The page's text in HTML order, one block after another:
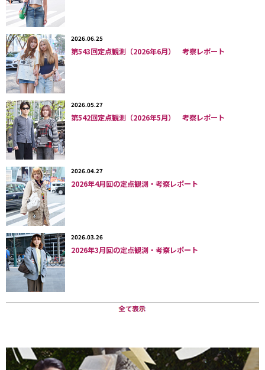
長編映画まで多様な映像作品が集まった。アーティスト
は必ずしも映画監督だけとは限らず、会社員や俳優、詩
人、学生など様々なバックグラウンドを持つ人々が集ま
るのも特徴だ。
ファウンダー兼共同主催者の1人、映像作家のYusuf
Emre Yalçın（ユスフ・エムレ・ヤルチン）さんに話を聞
いた。
エムレ・ヤルチン）さんの自宅兼オフィスにて。
2026.06.25
第543回定点観測（2026年6月） 考察レポート
2026.05.27
第542回定点観測（2026年5月） 考察レポート
2026.04.27
2026年4月回の定点観測・考察レポート
2026.03.26
2026年3月回の定点観測・考察レポート